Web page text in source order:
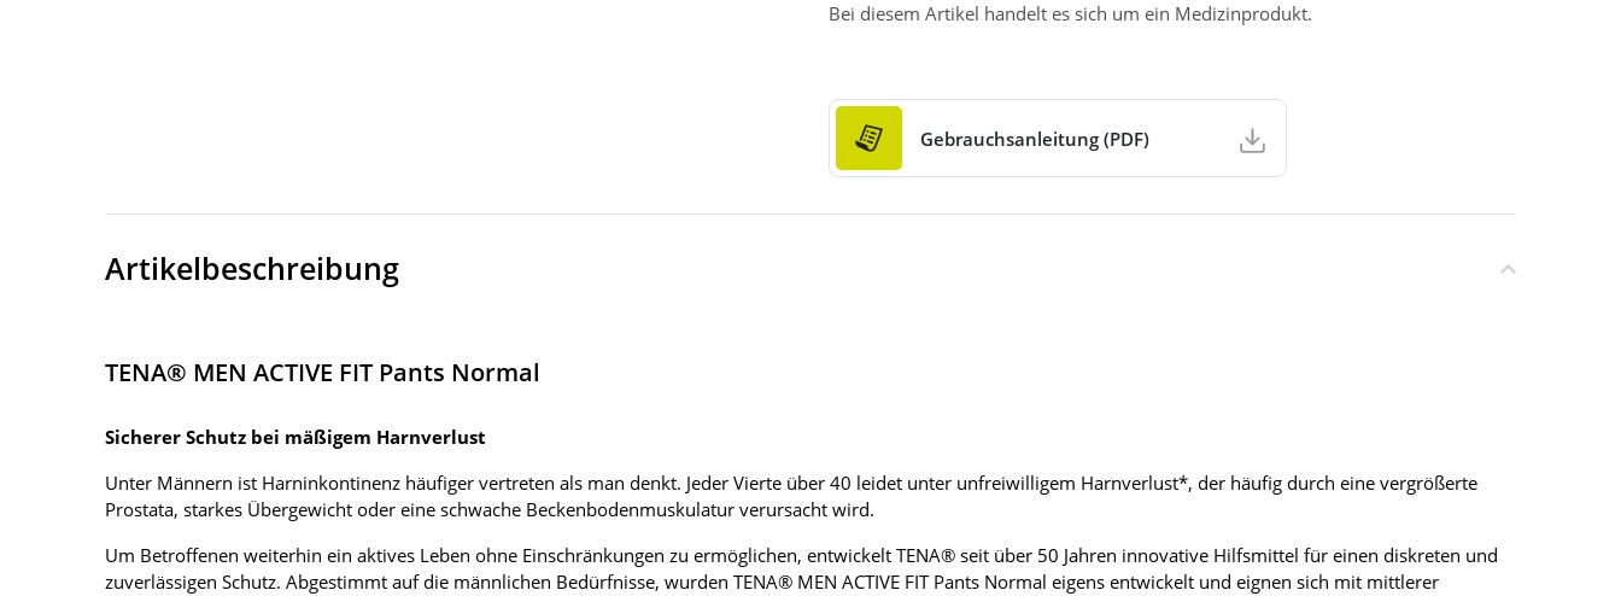
Bei diesem Artikel handelt es sich um ein Medizinprodukt.
Gebrauchsanleitung (PDF)
Artikelbeschreibung
TENA® MEN ACTIVE FIT Pants Normal
Sicherer Schutz bei mäßigem Harnverlust
Unter Männern ist Harninkontinenz häufiger vertreten als man denkt. Jeder Vierte über 40 leidet unter unfreiwilligem Harnverlust*, der häufig durch eine vergrößerte
Prostata, starkes Übergewicht oder eine schwache Beckenbodenmuskulatur verursacht wird.
Um Betroffenen weiterhin ein aktives Leben ohne Einschränkungen zu ermöglichen, entwickelt TENA® seit über 50 Jahren innovative Hilfsmittel für einen diskreten und
zuverlässigen Schutz. Abgestimmt auf die männlichen Bedürfnisse, wurden TENA® MEN ACTIVE FIT Pants Normal eigens entwickelt und eignen sich mit mittlerer